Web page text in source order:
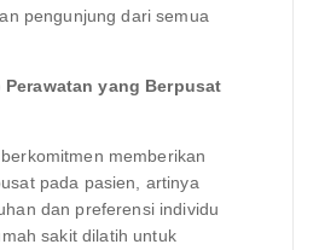
pengunjung dari semua
yang Berpusat
memberikan
pada pasien, artinya
dan preferensi individu
sakit dilatih untuk